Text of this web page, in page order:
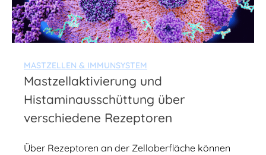
MASTZELLEN & IMMUNSYSTEM
Mastzellaktivierung und
Histaminausschüttung über
verschiedene Rezeptoren
Über Rezeptoren an der Zelloberfläche können